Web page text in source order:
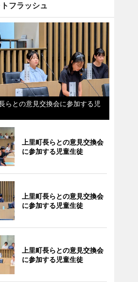
フラッシュ
らとの意見交換会に参加する児
上里町長らとの意見交換会
に参加する児童生徒
上里町長らとの意見交換会
に参加する児童生徒
上里町長らとの意見交換会
に参加する児童生徒